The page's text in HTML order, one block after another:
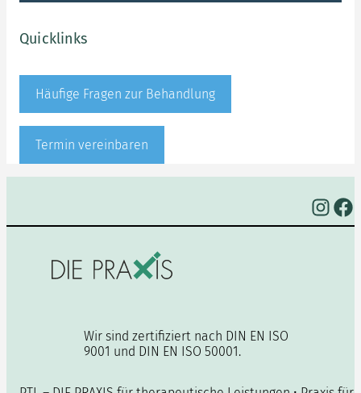
Quicklinks
Häufige Fragen zur Behandlung
Termin vereinbaren
Instagram Facebook
Wir sind zertifiziert nach DIN EN ISO
9001 und DIN EN ISO 50001.